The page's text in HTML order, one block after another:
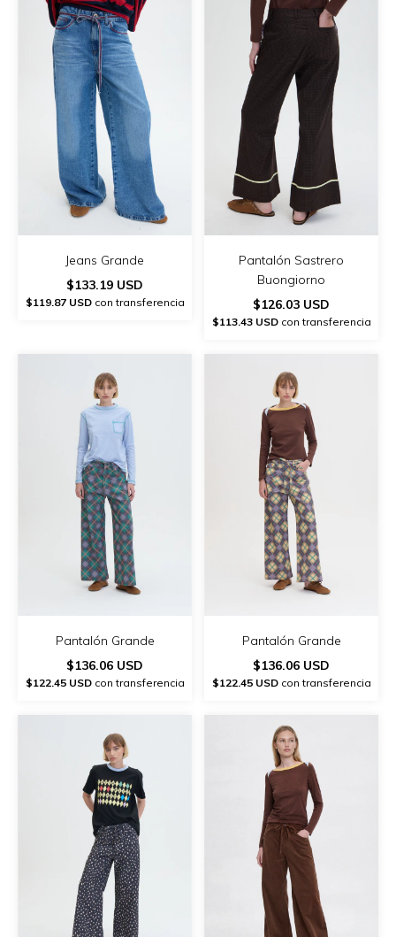
Jeans Grande
$133.19 USD
$119.87 USDcon transferencia
Pantalón Sastrero
Buongiorno
$126.03 USD
$113.43 USDcon transferencia
Pantalón Grande
$136.06 USD
$122.45 USDcon transferencia
Pantalón Grande
$136.06 USD
$122.45 USDcon transferencia